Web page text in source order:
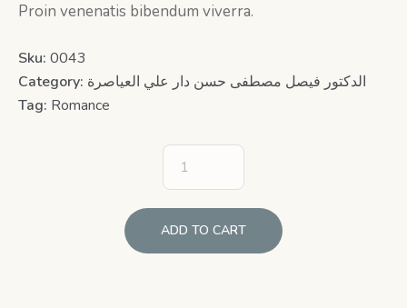
Proin venenatis bibendum viverra.
Sku: 0043
Category: الدكتور فيصل مصطفى حسن دار علي العياصرة
Tag: Romance
ADD TO CART